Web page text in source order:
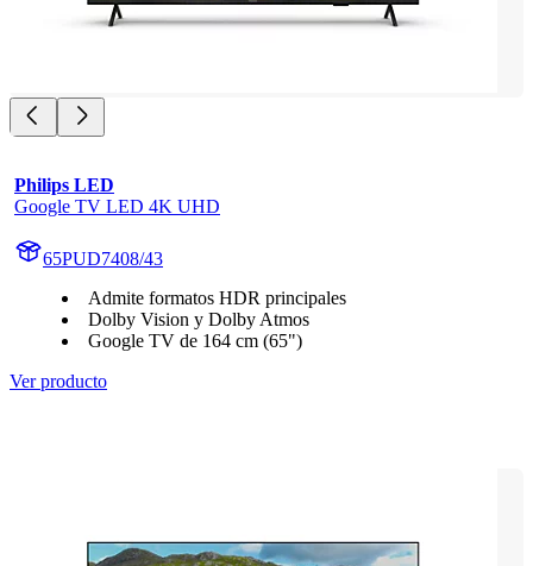
Philips LED
Google TV LED 4K UHD
65PUD7408/43
Admite formatos HDR principales
Dolby Vision y Dolby Atmos
Google TV de 164 cm (65")
Ver producto